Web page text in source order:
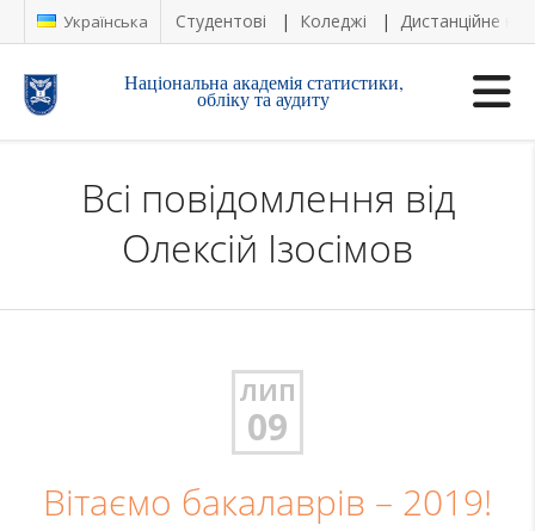
Українська Студентові Коледжі Дистанційне
Національна академія статистики,
обліку та аудиту
Всі повідомлення від
Олексій Ізосімов
ЛИП
09
Вітаємо бакалаврів – 2019!